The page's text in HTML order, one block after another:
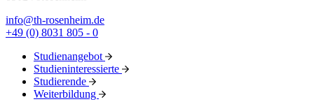
info@th-rosenheim.de
+49 (0) 8031 805 - 0
Studienangebot
Studieninteressierte
Studierende
Weiterbildung